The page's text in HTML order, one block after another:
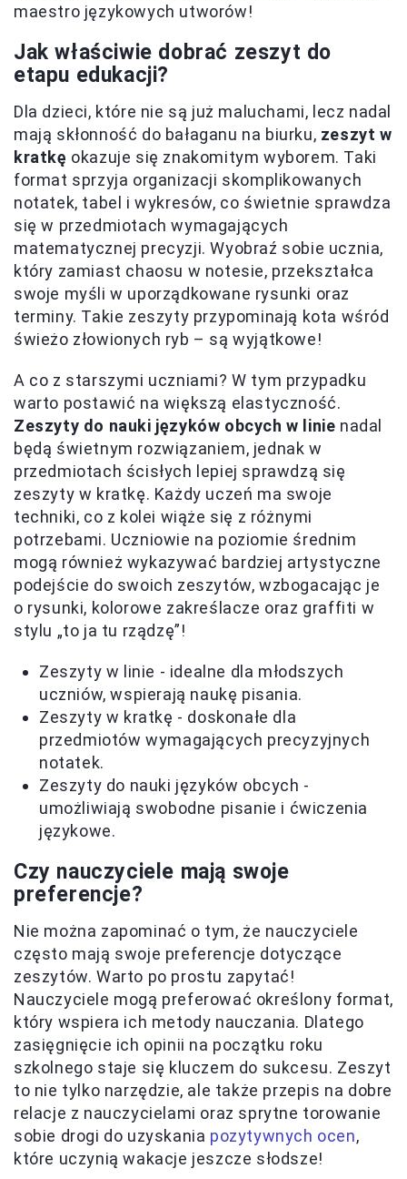
maestro językowych utworów!
Jak właściwie dobrać zeszyt do
etapu edukacji?
Dla dzieci, które nie są już maluchami, lecz nadal
mają skłonność do bałaganu na biurku, zeszyt w
kratkę okazuje się znakomitym wyborem. Taki
format sprzyja organizacji skomplikowanych
notatek, tabel i wykresów, co świetnie sprawdza
się w przedmiotach wymagających
matematycznej precyzji. Wyobraź sobie ucznia,
który zamiast chaosu w notesie, przekształca
swoje myśli w uporządkowane rysunki oraz
terminy. Takie zeszyty przypominają kota wśród
świeżo złowionych ryb – są wyjątkowe!
A co z starszymi uczniami? W tym przypadku
warto postawić na większą elastyczność.
Zeszyty do nauki języków obcych w linie nadal
będą świetnym rozwiązaniem, jednak w
przedmiotach ścisłych lepiej sprawdzą się
zeszyty w kratkę. Każdy uczeń ma swoje
techniki, co z kolei wiąże się z różnymi
potrzebami. Uczniowie na poziomie średnim
mogą również wykazywać bardziej artystyczne
podejście do swoich zeszytów, wzbogacając je
o rysunki, kolorowe zakreślacze oraz graffiti w
stylu „to ja tu rządzę”!
Zeszyty w linie - idealne dla młodszych
uczniów, wspierają naukę pisania.
Zeszyty w kratkę - doskonałe dla
przedmiotów wymagających precyzyjnych
notatek.
Zeszyty do nauki języków obcych -
umożliwiają swobodne pisanie i ćwiczenia
językowe.
Czy nauczyciele mają swoje
preferencje?
Nie można zapominać o tym, że nauczyciele
często mają swoje preferencje dotyczące
zeszytów. Warto po prostu zapytać!
Nauczyciele mogą preferować określony format,
który wspiera ich metody nauczania. Dlatego
zasięgnięcie ich opinii na początku roku
szkolnego staje się kluczem do sukcesu. Zeszyt
to nie tylko narzędzie, ale także przepis na dobre
relacje z nauczycielami oraz sprytne torowanie
sobie drogi do uzyskania pozytywnych ocen,
które uczynią wakacje jeszcze słodsze!